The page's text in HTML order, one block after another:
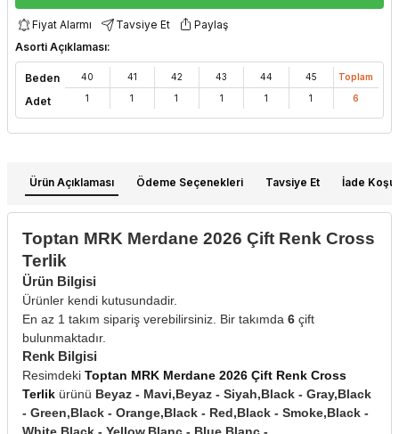
Fiyat Alarmı Tavsiye Et
Paylaş
Asorti Açıklaması:
Beden
Adet
40
1
41
1
42
1
43
1
44
1
45
1
Toplam
6
Ürün Açıklaması Ödeme Seçenekleri Tavsiye Et İade
Toptan MRK Merdane 2026 Çift Renk Cross
Terlik
Ürün Bilgisi
Ürünler kendi kutusundadir.
En az 1 takım sipariş verebilirsiniz. Bir takımda 6 çift
bulunmaktadır.
Renk Bilgisi
Resimdeki Toptan MRK Merdane 2026 Çift Renk Cross
Terlik ürünü Beyaz - Mavi,Beyaz - Siyah,Black - Gray,Black
- Green,Black - Orange,Black - Red,Black - Smoke,Black -